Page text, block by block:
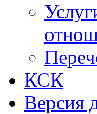
КСК
Версия